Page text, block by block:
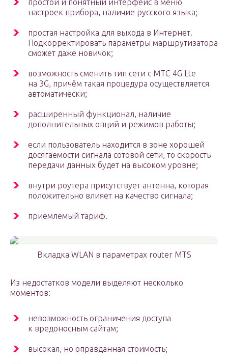
простой и понятный интерфейс в меню
настроек прибора, наличие русского языка;
простая настройка для выхода в Интернет.
Подкорректировать параметры маршрутизатора
сможет даже новичок;
возможность сменить тип сети с МТС 4G Lte
на 3G, причём такая процедура осуществляется
автоматически;
расширенный функционал, наличие
дополнительных опций и режимов работы;
если пользователь находится в зоне хорошей
досягаемости сигнала сотовой сети, то скорость
передачи данных будет на высоком уровне;
внутри роутера присутствует антенна, которая
положительно влияет на качество сигнала;
приемлемый тариф.
Вкладка WLAN в параметрах router MTS
Из недостатков модели выделяют несколько
моментов:
невозможность ограничения доступа
к вредоносным сайтам;
высокая, но оправданная стоимость;